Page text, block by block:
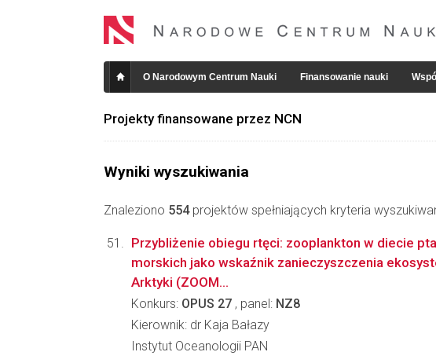
O Narodowym Centrum Nauki Finansowanie nauki
Projekty finansowane przez NCN
Wyniki wyszukiwania
Znaleziono 554projektów spełniających kryteria
Przybliżenie obiegu rtęci: zooplankton w diecie
morskich jako wskaźnik zanieczyszczenia
Arktyki (ZOOM...
Konkurs: OPUS 27 , panel: NZ8
Kierownik: dr Kaja Bałazy
Instytut Oceanologii PAN